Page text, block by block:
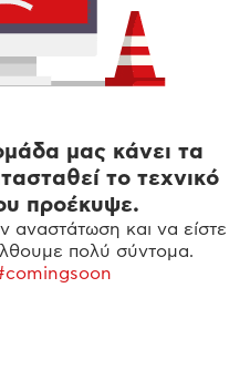
μας κάνει τα
το τεχνικό
προέκυψε.
αναστάτωση και να είστε
πολύ σύντομα.